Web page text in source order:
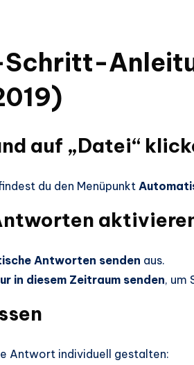
auf „Datei“
du den Menüpunkt
Antworten senden aus.
in diesem Zeitraum senden, um
Antwort individuell gestalten: